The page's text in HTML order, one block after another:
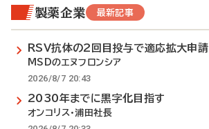
製薬企業 最新記事
RSV抗体の2回目投与で適応拡大申請
MSDのエヌフロンシア
2026/8/7 20:43
2030年までに黒字化目指す
オンコリス・浦田社長